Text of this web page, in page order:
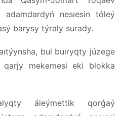
nesıesin tóleý
barysy týraly surady.
bul buıryqty júzege
mekemesi eki blokka
áleýmettik qorǵaý